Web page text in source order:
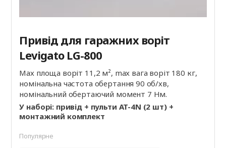
Привід для гаражних воріт
Levigato LG-800
Мах площа воріт 11,2 м², max вага воріт 180 кг,
номінальна частота обертання 90 об/хв,
номінальний обертаючий момент 7 Нм.
У наборі: привід + пульти AT-4N (2 шт) +
монтажний комплект
Популярне